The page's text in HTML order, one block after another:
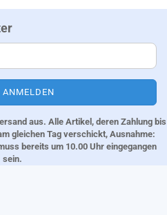
aus. Alle Artikel, deren Zahlung bis
gleichen Tag verschickt, Ausnahme:
bereits um 10.00 Uhr eingegangen
sein.